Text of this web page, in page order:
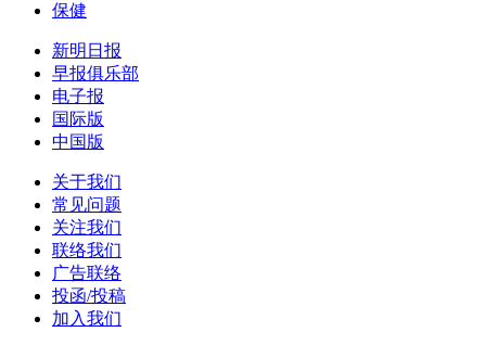
保健
新明日报
早报俱乐部
电子报
国际版
中国版
关于我们
常见问题
关注我们
联络我们
广告联络
投函/投稿
加入我们